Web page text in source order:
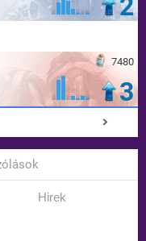
2
7480
3
Hirek